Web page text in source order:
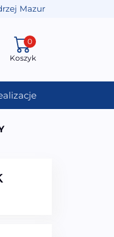
Mazur
Koszyk
0